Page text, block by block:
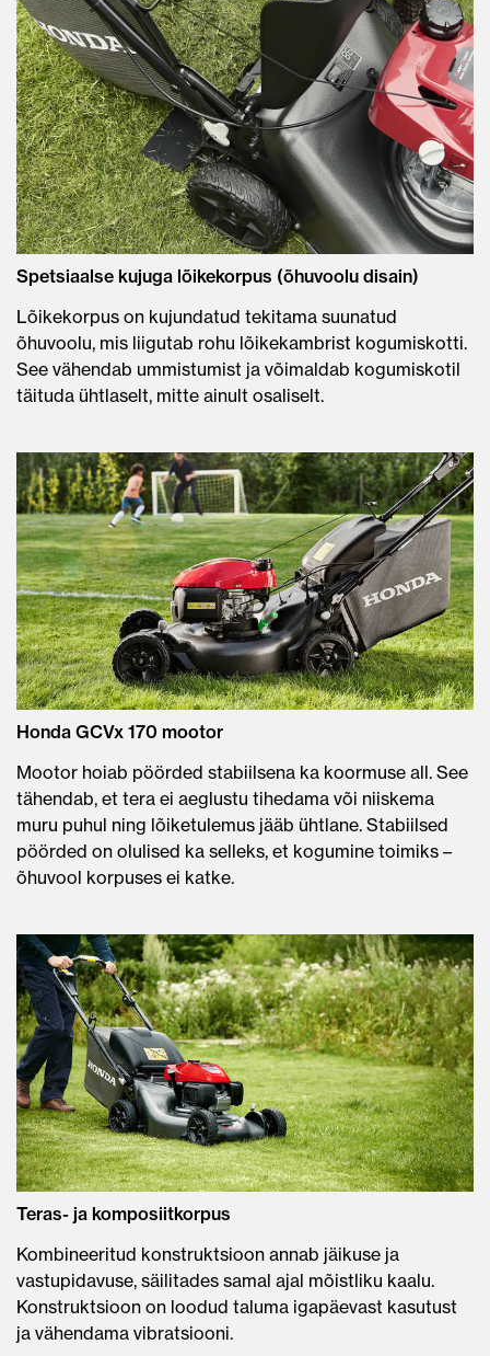
Spetsiaalse kujuga lõikekorpus (õhuvoolu disain)
Lõikekorpus on kujundatud tekitama suunatud
õhuvoolu, mis liigutab rohu lõikekambrist kogumiskotti.
See vähendab ummistumist ja võimaldab kogumiskotil
täituda ühtlaselt, mitte ainult osaliselt.
Honda GCVx 170 mootor
Mootor hoiab pöörded stabiilsena ka koormuse all. See
tähendab, et tera ei aeglustu tihedama või niiskema
muru puhul ning lõiketulemus jääb ühtlane. Stabiilsed
pöörded on olulised ka selleks, et kogumine toimiks –
õhuvool korpuses ei katke.
Teras- ja komposiitkorpus
Kombineeritud konstruktsioon annab jäikuse ja
vastupidavuse, säilitades samal ajal mõistliku kaalu.
Konstruktsioon on loodud taluma igapäevast kasutust
ja vähendama vibratsiooni.